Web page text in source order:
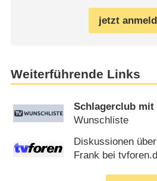
jetzt
Weiterführende Links
Schlagerclub mit
Wunschliste
Diskussionen
Frank bei